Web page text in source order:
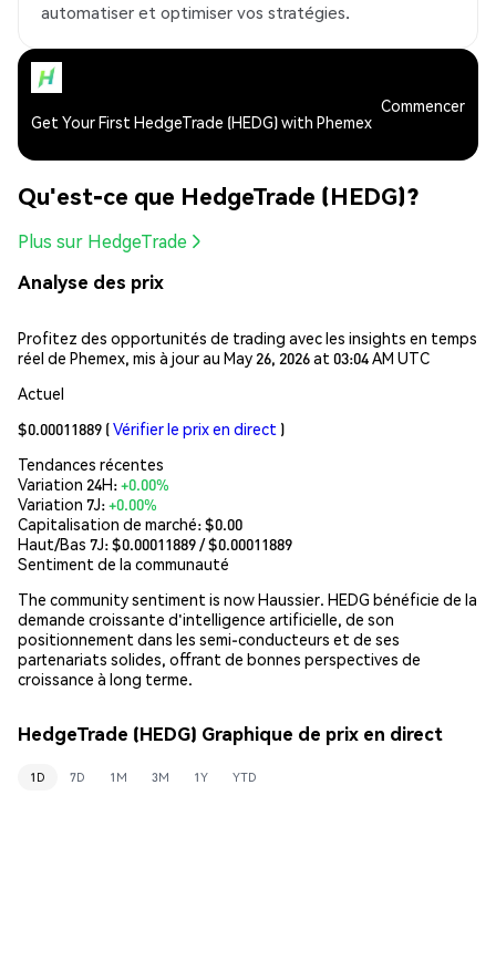
automatiser et optimiser vos stratégies.
Get Your First HedgeTrade (HEDG) with Phemex
Commencer
Qu'est-ce que HedgeTrade (HEDG)?
Plus sur HedgeTrade
Analyse des prix
Profitez des opportunités de trading avec les insights en temps
réel de Phemex, mis à jour au May 26, 2026 at 03:04 AM UTC
Actuel
$0.00011889 (Vérifier le prix en direct )
Tendances récentes
Variation 24H:+0.00%
Variation 7J:+0.00%
Capitalisation de marché:$0.00
Haut/Bas 7J: $0.00011889/ $0.00011889
Sentiment de la communauté
The community sentiment is now Haussier. HEDG bénéficie de la
demande croissante d'intelligence artificielle, de son
positionnement dans les semi-conducteurs et de ses
partenariats solides, offrant de bonnes perspectives de
croissance à long terme.
HedgeTrade (HEDG) Graphique de prix en direct
1D 7D 1M 3M 1Y YTD